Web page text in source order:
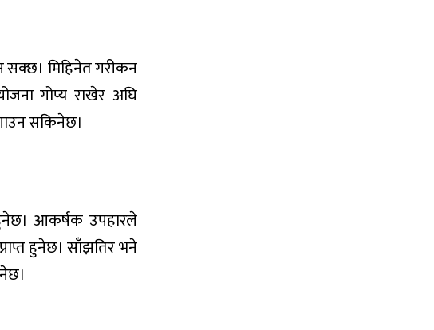
सक्छ। मिहिनेत गरीकन
गोप्य राखेर अघि
सकिनेछ।
आकर्षक उपहारले
हुनेछ। साँझतिर भने